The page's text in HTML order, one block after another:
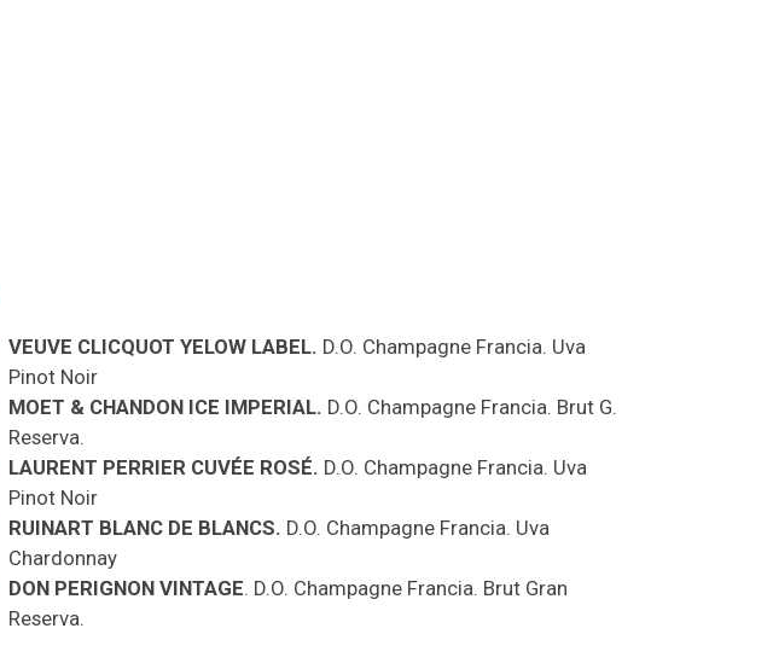
VEUVE CLICQUOT YELOW LABEL. D.O. Champagne Francia. Uva
Pinot Noir
MOET & CHANDON ICE IMPERIAL. D.O. Champagne Francia. Brut G.
Reserva.
LAURENT PERRIER CUVÉE ROSÉ. D.O. Champagne Francia. Uva
Pinot Noir
RUINART BLANC DE BLANCS. D.O. Champagne Francia. Uva
Chardonnay
DON PERIGNON VINTAGE. D.O. Champagne Francia. Brut Gran
Reserva.